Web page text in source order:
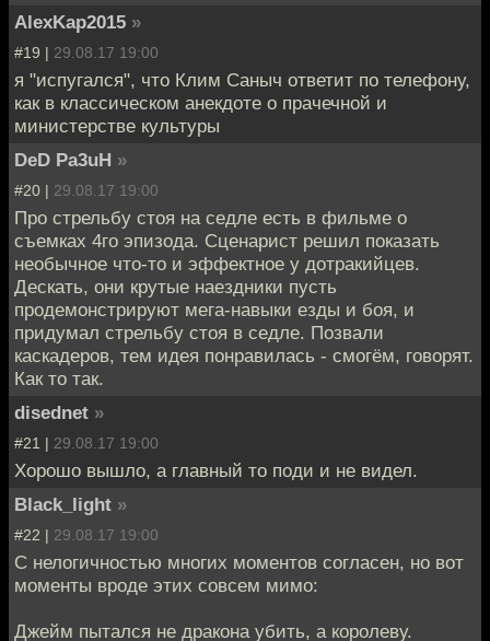
AlexKap2015 »
#19 | 29.08.17 19:00
я "испугался", что Клим Саныч ответит по телефону,
как в классическом анекдоте о прачечной и
министерстве культуры
DeD Pa3uH »
#20 | 29.08.17 19:00
Про стрельбу стоя на седле есть в фильме о
съемках 4го эпизода. Сценарист решил показать
необычное что-то и эффектное у дотракийцев.
Дескать, они крутые наездники пусть
продемонстрируют мега-навыки езды и боя, и
придумал стрельбу стоя в седле. Позвали
каскадеров, тем идея понравилась - смогём, говорят.
Как то так.
disednet »
#21 | 29.08.17 19:00
Хорошо вышло, а главный то поди и не видел.
Black_light »
#22 | 29.08.17 19:00
С нелогичностью многих моментов согласен, но вот
моменты вроде этих совсем мимо:
Джейм пытался не дракона убить, а королеву.